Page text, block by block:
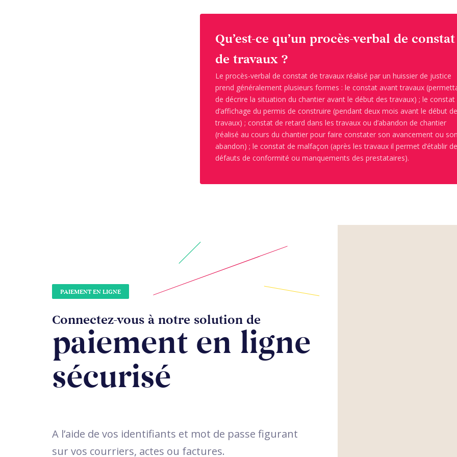
Qu’est-ce qu’un procès-verbal de constat
de travaux ?
Le procès-verbal de constat de travaux réalisé par un huissier de justice
prend généralement plusieurs formes : le constat avant travaux
de décrire la situation du chantier avant le début des travaux) ; le constat
d’affichage du permis de construire (pendant deux mois avant le début
travaux) ; constat de retard dans les travaux ou d’abandon de chantier
(réalisé au cours du chantier pour faire constater son avancement ou son
abandon) ; le constat de malfaçon (après les travaux il permet d’établir
défauts de conformité ou manquements des prestataires).
PAIEMENT EN LIGNE
Connectez-vous à notre solution de
paiement en ligne
sécurisé
A l’aide de vos identifiants et mot de passe figurant
sur vos courriers, actes ou factures.